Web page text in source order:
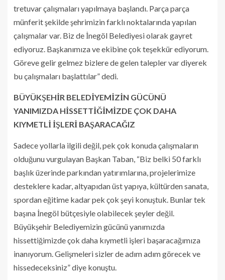
tretuvar çalışmaları yapılmaya başlandı. Parça parça
münferit şekilde şehrimizin farklı noktalarında yapılan
çalışmalar var. Biz de İnegöl Belediyesi olarak gayret
ediyoruz. Başkanımıza ve ekibine çok teşekkür ediyorum.
Göreve gelir gelmez bizlere de gelen talepler var diyerek
bu çalışmaları başlattılar” dedi.
BÜYÜKŞEHİR BELEDİYEMİZİN GÜCÜNÜ
YANIMIZDA HİSSETTİĞİMİZDE ÇOK DAHA
KIYMETLİ İŞLERİ BAŞARACAĞIZ
Sadece yollarla ilgili değil, pek çok konuda çalışmaların
olduğunu vurgulayan Başkan Taban, “Biz belki 50 farklı
başlık üzerinde parkından yatırımlarına, projelerimize
desteklere kadar, altyapıdan üst yapıya, kültürden sanata,
spordan eğitime kadar pek çok şeyi konuştuk. Bunlar tek
başına İnegöl bütçesiyle olabilecek şeyler değil.
Büyükşehir Belediyemizin gücünü yanımızda
hissettiğimizde çok daha kıymetli işleri başaracağımıza
inanıyorum. Gelişmeleri sizler de adım adım görecek ve
hissedeceksiniz” diye konuştu.